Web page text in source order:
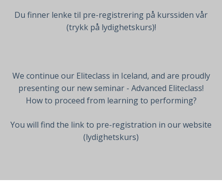
Du finner lenke til pre-registrering på kurssiden vår
(trykk på lydighetskurs)!
We continue our Eliteclass in Iceland, and are proudly
presenting our new seminar - Advanced Eliteclass!
How to proceed from learning to performing?
You will find the link to pre-registration in our website
(lydighetskurs)